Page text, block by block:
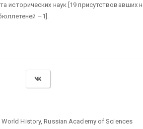
наук [19 присутствовавших
–1].
History, Russian Academy of Sciences